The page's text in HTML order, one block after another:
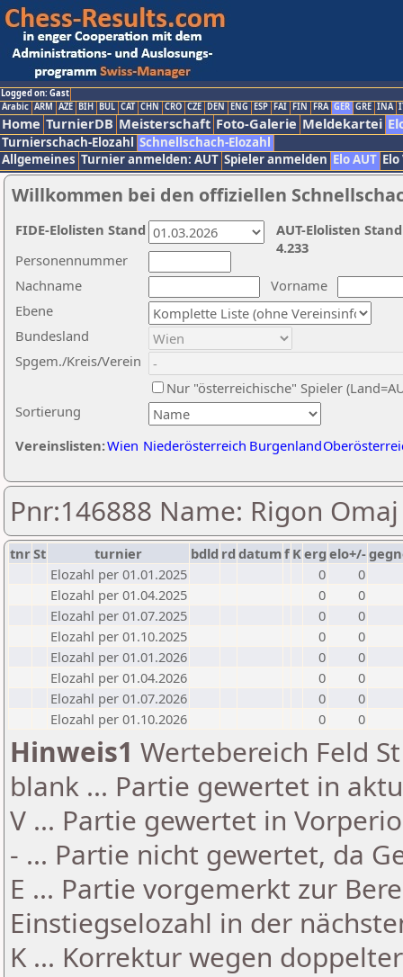
Logged on: Gast
Arabic ARM AZE BIH BUL CAT CHN CRO CZE DEN ENG ESP FAI FIN FRA GER GRE INA
Home TurnierDB Meisterschaft Foto-Galerie Meldekartei
Turnierschach-Elozahl Schnellschach-Elozahl
Allgemeines Turnier anmelden: AUT Spieler anmelden Elo AUT
Willkommen bei den offiziellen
Nachname
Vorname
Ebene
Sortierung
Personennummer
Bundesland
Spgem./Kreis/Verein
Nur "österreichische" Spieler
Vereinslisten:Wien Niederösterreich Burgenland
AUT-Elolisten
4.233
FIDE-Elolisten Stand
Pnr:146888 Name: Rigon Omaj
tnrSt turnier bdld rd datumf Kerg elo+/-
Elozahl per 01.01.2025
0
0
Elozahl per 01.04.2025
0
0
Elozahl per 01.07.2025
0
0
Elozahl per 01.10.2025
0
0
Elozahl per 01.01.2026
0
0
Elozahl per 01.04.2026
0
0
Elozahl per 01.07.2026
0
0
Elozahl per 01.10.2026
0 0
Hinweis1 Wertebereich Feld
blank ... Partie gewertet in
V ... Partie gewertet in
- ... Partie nicht gewertet, da
E ... Partie vorgemerkt zur
Einstiegselozahl in der
K ... Korrektur wegen